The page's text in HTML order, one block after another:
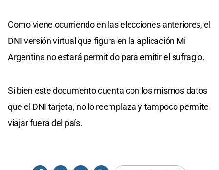
Como viene ocurriendo en las elecciones anteriores, el
DNI versión virtual que figura en la aplicación Mi
Argentina no estará permitido para emitir el sufragio.
Si bien este documento cuenta con los mismos datos
que el DNI tarjeta, no lo reemplaza y tampoco permite
viajar fuera del país.